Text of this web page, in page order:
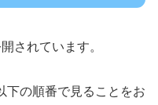
されています。
下の順番で見ることをお